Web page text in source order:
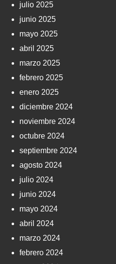
julio 2025
junio 2025
mayo 2025
abril 2025
marzo 2025
febrero 2025
enero 2025
diciembre 2024
noviembre 2024
octubre 2024
septiembre 2024
agosto 2024
julio 2024
junio 2024
mayo 2024
abril 2024
marzo 2024
febrero 2024